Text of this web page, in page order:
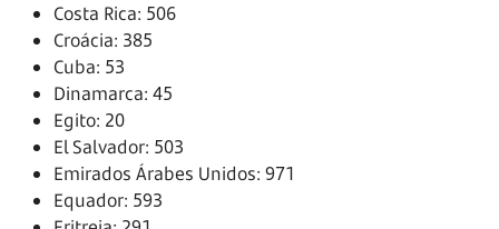
Costa Rica: 506
Croácia: 385
Cuba: 53
Dinamarca: 45
Egito: 20
El Salvador: 503
Emirados Árabes Unidos: 971
Equador: 593